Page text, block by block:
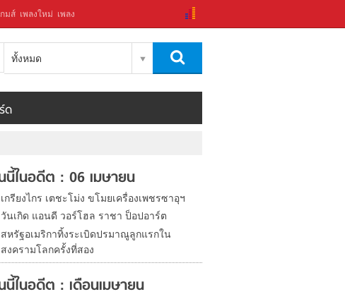
กมส์ เพลงใหม่ เพลง
ทั้งหมด
ด
นี้ในอดีต : 06 เมษายน
เกรียงไกร เตชะโม่ง ขโมยเครื่องเพชรซาอุฯ
วันเกิด แอนดี วอร์โฮล ราชา ป็อปอาร์ต
สหรัฐอเมริกาทิ้งระเบิดปรมาณูลูกแรกใน
สงครามโลกครั้งที่สอง
นี้ในอดีต : เดือนเมษายน